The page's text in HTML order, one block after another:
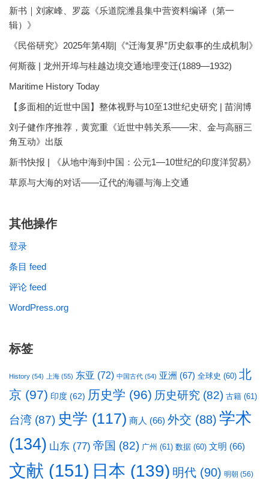
新书｜刘家峰、罗蕊《乐道院潍县集中营资料编译（第一
辑）》
《民俗研究》2025年第4期|《“迁海复界”历史叙事的生成机制》
何斯薇 | 龙州开埠与桂越边境交通地理变迁(1889—1932)
Maritime History Today
【多面相的近世中国】整体视野与10至13世纪史研究 | 苗润博
刘子健作序推荐，黄宽重《近世中韩关系——宋、金与高丽三
角互动》出版
新书快报 | 《从地中海到中国：公元1—10世纪的印度洋贸易》
草原与大海的对话——辽代的海疆与海上交通
其他操作
登录
条目 feed
评论 feed
WordPress.org
标签
History (54) 上海 (55) 东亚 (72) 中国古代 (54) 亚洲 (67) 全球史 (60) 北
京 (97) 印度 (62) 历史学 (96) 历史研究 (82) 古籍 (61)
台湾 (87) 史学 (117) 商人 (66) 外交 (88) 学术
(134) 山东 (77) 帝国 (82) 广州 (61) 数据 (60) 文明 (66)
文献 (151) 日本 (139) 明代 (90) 明朝 (56)